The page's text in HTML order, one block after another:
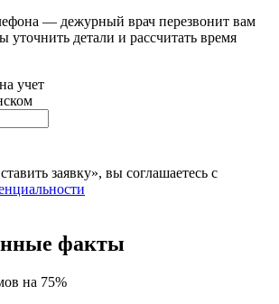
— дежурный врач перезвонит вам
уточнить детали и рассчитать время
учет
заявку», вы соглашаетесь с
факты
на 75%